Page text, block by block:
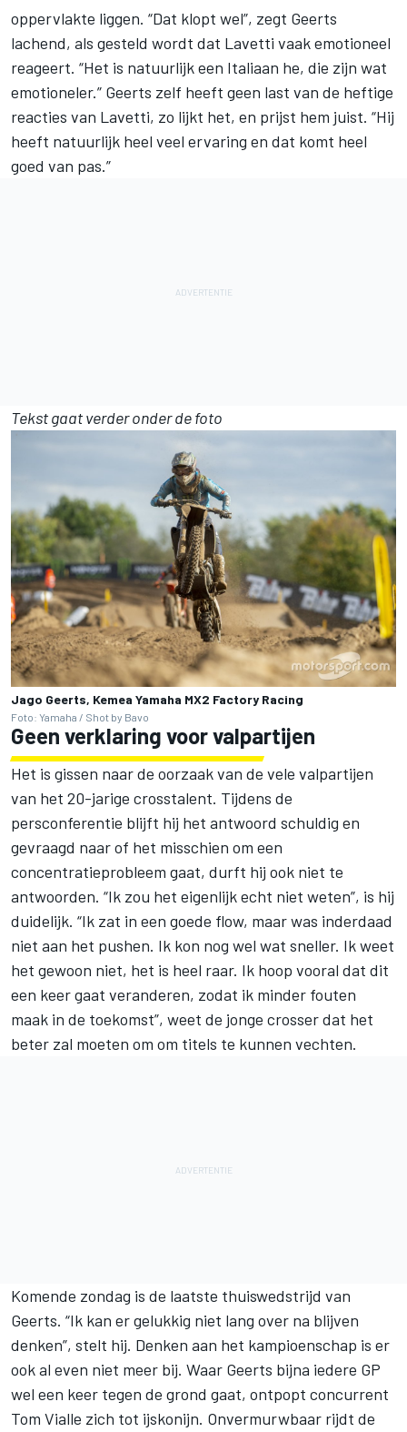
oppervlakte liggen. “Dat klopt wel”, zegt Geerts
lachend, als gesteld wordt dat Lavetti vaak emotioneel
reageert. “Het is natuurlijk een Italiaan he, die zijn wat
emotioneler.” Geerts zelf heeft geen last van de heftige
reacties van Lavetti, zo lijkt het, en prijst hem juist. “Hij
heeft natuurlijk heel veel ervaring en dat komt heel
goed van pas.”
Tekst gaat verder onder de foto
Jago Geerts, Kemea Yamaha MX2 Factory Racing
Foto: Yamaha / Shot by Bavo
Geen verklaring voor valpartijen
Het is gissen naar de oorzaak van de vele valpartijen
van het 20-jarige crosstalent. Tijdens de
persconferentie blijft hij het antwoord schuldig en
gevraagd naar of het misschien om een
concentratieprobleem gaat, durft hij ook niet te
antwoorden. “Ik zou het eigenlijk echt niet weten”, is hij
duidelijk. “Ik zat in een goede flow, maar was inderdaad
niet aan het pushen. Ik kon nog wel wat sneller. Ik weet
het gewoon niet, het is heel raar. Ik hoop vooral dat dit
een keer gaat veranderen, zodat ik minder fouten
maak in de toekomst”, weet de jonge crosser dat het
beter zal moeten om om titels te kunnen vechten.
Komende zondag is de laatste thuiswedstrijd van
Geerts. “Ik kan er gelukkig niet lang over na blijven
denken”, stelt hij. Denken aan het kampioenschap is er
ook al even niet meer bij. Waar Geerts bijna iedere GP
wel een keer tegen de grond gaat, ontpopt concurrent
Tom Vialle zich tot ijskonijn. Onvermurwbaar rijdt de